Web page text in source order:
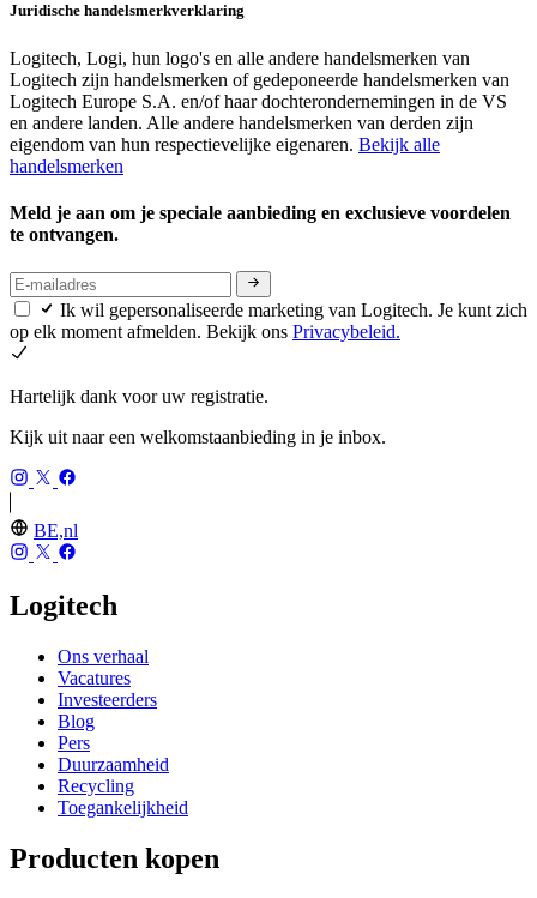
Juridische handelsmerkverklaring
Logitech, Logi, hun logo's en alle andere handelsmerken van
Logitech zijn handelsmerken of gedeponeerde handelsmerken van
Logitech Europe S.A. en/of haar dochterondernemingen in de VS
en andere landen. Alle andere handelsmerken van derden zijn
eigendom van hun respectievelijke eigenaren. Bekijk alle
handelsmerken
Meld je aan om je speciale aanbieding en exclusieve voordelen
te ontvangen.
Ik wil gepersonaliseerde marketing van Logitech. Je kunt zich
op elk moment afmelden. Bekijk ons Privacybeleid.
Hartelijk dank voor uw registratie.
Kijk uit naar een welkomstaanbieding in je inbox.
BE,nl
Logitech
Ons verhaal
Vacatures
Investeerders
Blog
Pers
Duurzaamheid
Recycling
Toegankelijkheid
Producten kopen